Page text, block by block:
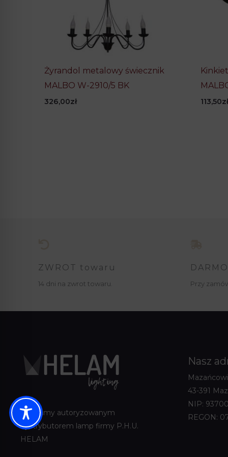
Żyrandol metalowy świecznik
MALBO W-2910/5 BK
326,00zł 113,50
ZWROT towaru
14 dni na zwrot towaru. Przy
Jesteśmy autoryzowanym
dystrybutorem lamp firmy P.H.U.
HELAM
Nasz
43-391
NIP:
REGON: